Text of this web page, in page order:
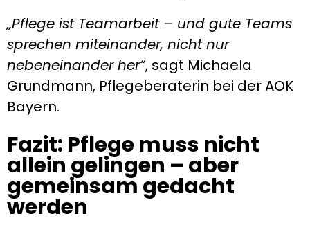
„Pflege ist Teamarbeit – und gute Teams
sprechen miteinander, nicht nur
nebeneinander her“, sagt Michaela
Grundmann, Pflegeberaterin bei der AOK
Bayern.
Fazit: Pflege muss nicht
allein gelingen – aber
gemeinsam gedacht
werden